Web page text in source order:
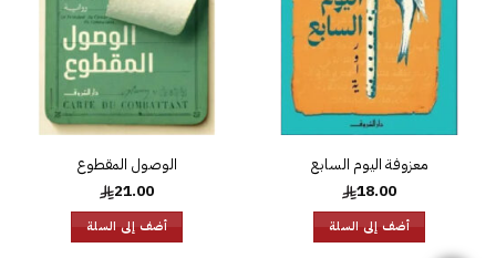
معزوفة اليوم السابع
18.00
أضف إلى السلة
الوصول المقطوع
21.00
أضف إلى السلة